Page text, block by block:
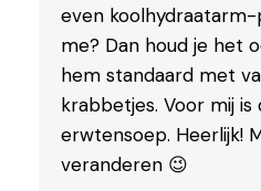
even
me? Dan houd je het
hem standaard met
krabbetjes. Voor mij
erwtensoep. Heerlijk!
veranderen 😉